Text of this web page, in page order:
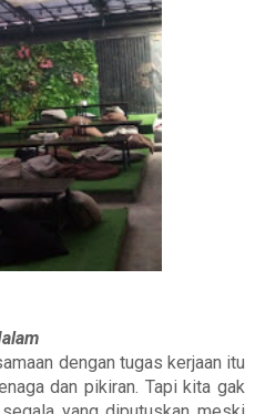
dengan tugas kerjaan itu
dan pikiran. Tapi kita gak